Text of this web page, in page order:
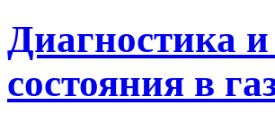
Диагностика
состояния в